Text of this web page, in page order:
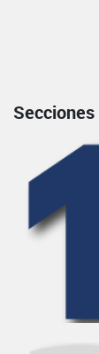
Secciones